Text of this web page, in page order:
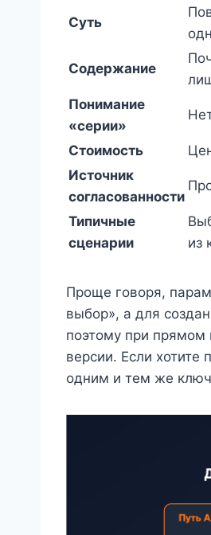
Суть
Содержание
Понимание
«серии»
Стоимость
Источник
согласованности
Типичные
сценарии
из
Проще говоря,
выбор», а для
поэтому при прямом
версии. Если хотите
одним и тем же